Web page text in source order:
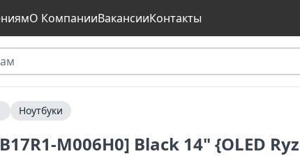
О КомпанииВакансииКонтакты
Ноутбуки
M006H0] Black 14" {OLED